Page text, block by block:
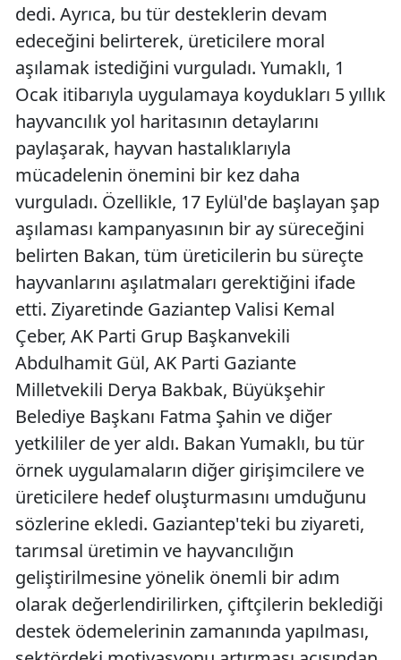
dedi. Ayrıca, bu tür desteklerin devam
edeceğini belirterek, üreticilere moral
aşılamak istediğini vurguladı. Yumaklı, 1
Ocak itibarıyla uygulamaya koydukları 5 yıllık
hayvancılık yol haritasının detaylarını
paylaşarak, hayvan hastalıklarıyla
mücadelenin önemini bir kez daha
vurguladı. Özellikle, 17 Eylül'de başlayan şap
aşılaması kampanyasının bir ay süreceğini
belirten Bakan, tüm üreticilerin bu süreçte
hayvanlarını aşılatmaları gerektiğini ifade
etti. Ziyaretinde Gaziantep Valisi Kemal
Çeber, AK Parti Grup Başkanvekili
Abdulhamit Gül, AK Parti Gaziante
Milletvekili Derya Bakbak, Büyükşehir
Belediye Başkanı Fatma Şahin ve diğer
yetkililer de yer aldı. Bakan Yumaklı, bu tür
örnek uygulamaların diğer girişimcilere ve
üreticilere hedef oluşturmasını umduğunu
sözlerine ekledi. Gaziantep'teki bu ziyareti,
tarımsal üretimin ve hayvancılığın
geliştirilmesine yönelik önemli bir adım
olarak değerlendirilirken, çiftçilerin beklediği
destek ödemelerinin zamanında yapılması,